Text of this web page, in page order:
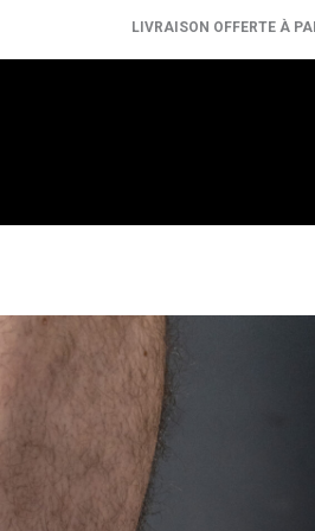
LIVRAISON OFFERTE À